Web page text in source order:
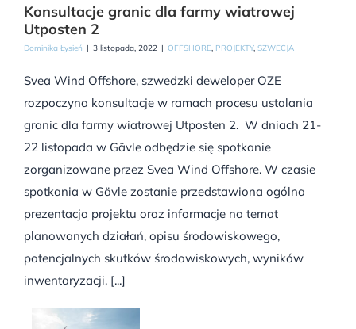
Konsultacje granic dla farmy wiatrowej
Utposten 2
Dominika Łysień | 3 listopada, 2022 | OFFSHORE, PROJEKTY, SZWECJA
Svea Wind Offshore, szwedzki deweloper OZE
rozpoczyna konsultacje w ramach procesu ustalania
granic dla farmy wiatrowej Utposten 2. W dniach 21-
22 listopada w Gävle odbędzie się spotkanie
zorganizowane przez Svea Wind Offshore. W czasie
spotkania w Gävle zostanie przedstawiona ogólna
prezentacja projektu oraz informacje na temat
planowanych działań, opisu środowiskowego,
potencjalnych skutków środowiskowych, wyników
inwentaryzacji, [...]